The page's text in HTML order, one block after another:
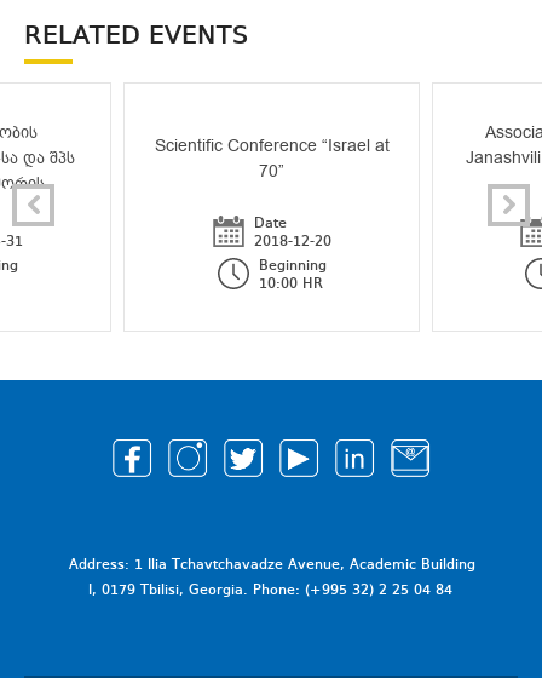
RELATED EVENTS
და შპს
31
Scientific Conference “Israel at
70”
Date
2018-12-20
Beginning
10:00 HR
Address: 1 Ilia Tchavtchavadze Avenue, Academic Building
I, 0179 Tbilisi, Georgia. Phone: (+995 32) 2 25 04 84